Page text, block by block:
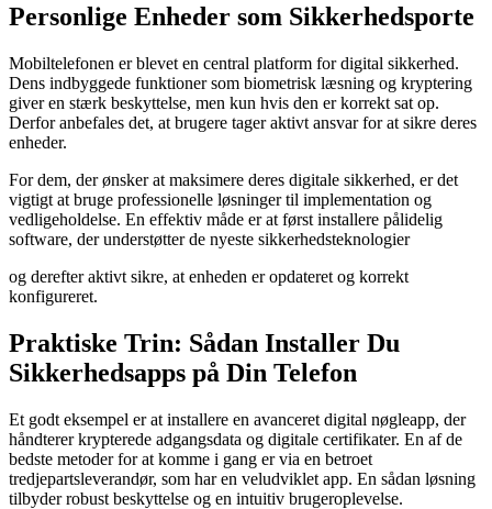
Personlige Enheder som Sikkerhedsporte
Mobiltelefonen er blevet en central platform for digital sikkerhed.
Dens indbyggede funktioner som biometrisk læsning og kryptering
giver en stærk beskyttelse, men kun hvis den er korrekt sat op.
Derfor anbefales det, at brugere tager aktivt ansvar for at sikre deres
enheder.
For dem, der ønsker at maksimere deres digitale sikkerhed, er det
vigtigt at bruge professionelle løsninger til implementation og
vedligeholdelse. En effektiv måde er at først installere pålidelig
software, der understøtter de nyeste sikkerhedsteknologier
og derefter aktivt sikre, at enheden er opdateret og korrekt
konfigureret.
Praktiske Trin: Sådan Installer Du
Sikkerhedsapps på Din Telefon
Et godt eksempel er at installere en avanceret digital nøgleapp, der
håndterer krypterede adgangsdata og digitale certifikater. En af de
bedste metoder for at komme i gang er via en betroet
tredjepartsleverandør, som har en veludviklet app. En sådan løsning
tilbyder robust beskyttelse og en intuitiv brugeroplevelse.